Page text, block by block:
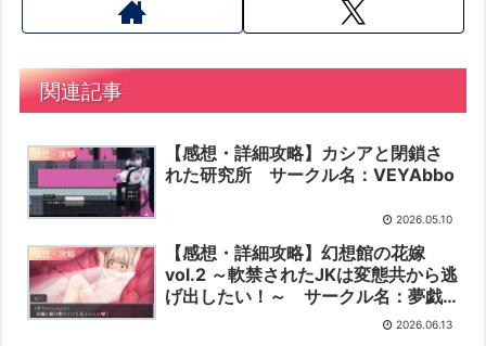
関連記事
感想・攻略
【感想・詳細攻略】カシアと閉鎖さ
れた研究所 サークル名：VEYAbbo
2026.05.10
感想・攻略
【感想・詳細攻略】幻想館の花嫁
vol.2 ～軟禁されたJKは変態共から逃
げ出したい！～ サークル名：夢戯
2026.06.13